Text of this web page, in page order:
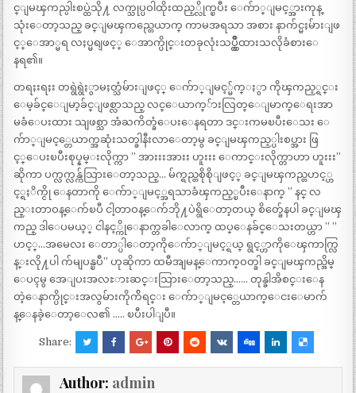
င္ျမၾကည္ပါးစပ္ထဲသို႔ လက္သုပ္ပဝါထိုးထည့္လိုက္ၿပီး ေက်ာ္ျမင့္အားကုန္
သုံးေတာ့သည္ ခင္ျမၾကည္တေယာက္ ကာမအရသာ အစား နာက်င္မႈမ်ားျဖ
င့္ေအာ္မရ လႈပ္မရျဖင့္ ေအာက္ပိုင္းတခုလုံးသပ္လွ်ိဳထားသလိုခံစားေ
နရ၏။
တရႈးရႈး တရွဲရွဲႏွာမႈတ္သံမ်ားျဖင့္ ေက်ာ္ျမင့္မ်က္ႏွာ ကိုၾကည့္ရင္း
ေမ့ခ်င္ေျမာ့ခ်င္ျဖစ္လာသည္ လင္ေယာက္်ားလြတ္ေျမာက္ေရးအာ
မခံေပးထား သျဖစ္သာ အံႀကိတ္ခံေပးေနရတာ ဒင္းကမၿပီးေသး ေ
က်ာ္ျမင့္တေယာက္အဆုံးသတ္ခါနီးလာေတာ့မွ ခင္ျမၾကည့္ပါးစပ္အား ဖြ
င့္ေပးၿပီးစုပ္နမ္းလိုက္ကာ ” အားးးအားး ဟူးးး ေကာင္းလိုက္တာဟာ ဟူးးး”
ဆိုကာ ပက္လက္လန္က်သြားေတာ့သည္… မ်က္ရည္တစိုစိုျဖင့္ ခင္ျမၾကည္တဟင့္ဟ
င့္ရႈိက္ငို ေနတာကို ေက်ာ္ျမင့္အရသာခံၾကည့္ၿပီးေနာက္ ” နင္ လ
ည္းတာဝန္ေက်ၿပီ ငါ့တာဝန္ေက်ဘို႔ပဲရွိေတာ့တယ္ စိတ္ခ်ေနပါ ခင္ျမၾ
ကည္ ဒါေပမယ့္ ငါနင့္ကိုေနာက္တခါေလာက္ ထပ္ေနခ်င္ေသးတယ္ဟာ ” ”
ဟင့္…အမေလး ေတာ္ပါေတာ့ကိုေက်ာ္ျမင့္ရယ္ ရွင့္ဟာကိုေၾကာက္လြ
န္းလို႔ပါ က်မျပန္ၿပီ” ဟုဆိုကာ ထမီအျမန္ေကာက္ဝတ္ခါ ခင္ျမၾကည္အိမ္
ေပၚမွ အေျပးအလႊားဆင္းသြားေတာ့သည္…… တုန္ခါအိစင္းေန
တဲ့ေနာက္ပိုင္းအလွမ်ားကိုက်ိရင္း ေက်ာ္ျမင့္တေယာက္ေငးေမာက်
န္ေနခဲ့ေတာ့ေလ၏ ….. ၿပီးပါျပီ။
Share:
Author: admin